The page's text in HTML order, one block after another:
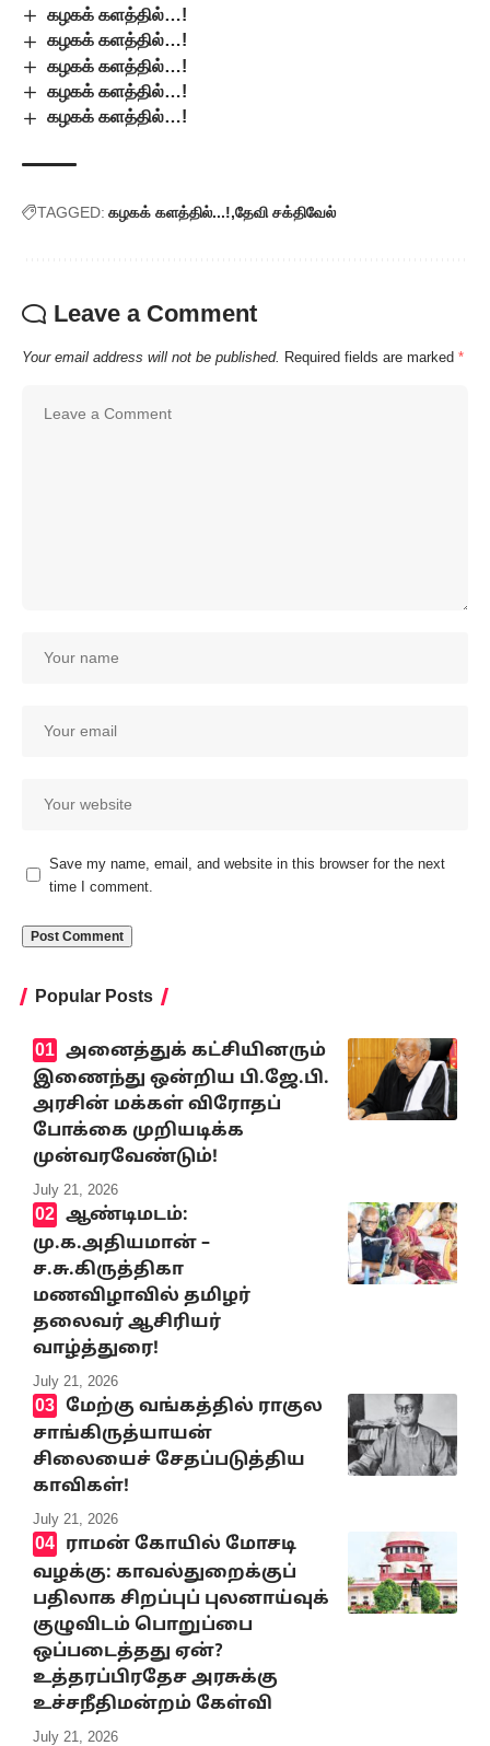
கழகக் களத்தில்…!
கழகக் களத்தில்…!
கழகக் களத்தில்…!
கழகக் களத்தில்…!
கழகக் களத்தில்…!
TAGGED: கழகக் களத்தில்...! தேவி சக்திவேல்
Leave a Comment
Your email address will not be published. Required fields are marked *
Save my name, email, and website in this browser for the next
time I comment.
Popular Posts
அனைத்துக் கட்சியினரும்
இணைந்து ஒன்றிய பி.ஜே.பி.
அரசின் மக்கள் விரோதப்
போக்கை முறியடிக்க
முன்வரவேண்டும்!
July 21, 2026
ஆண்டிமடம்:
மு.க.அதியமான் –
ச.சு.கிருத்திகா
மணவிழாவில் தமிழர்
தலைவர் ஆசிரியர்
வாழ்த்துரை!
July 21, 2026
மேற்கு வங்கத்தில் ராகுல
சாங்கிருத்யாயன்
சிலையைச் சேதப்படுத்திய
காவிகள்!
July 21, 2026
ராமன் கோயில் மோசடி
வழக்கு: காவல்துறைக்குப்
பதிலாக சிறப்புப் புலனாய்வுக்
குழுவிடம் பொறுப்பை
ஒப்படைத்தது ஏன்?
உத்தரப்பிரதேச அரசுக்கு
உச்சநீதிமன்றம் கேள்வி
July 21, 2026